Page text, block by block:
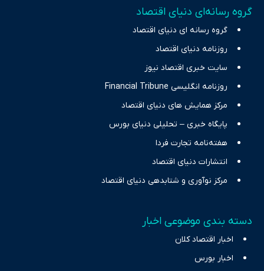
چالش‌های فقر و بیکاری را جست‌وجو کرده و در کنار تحلیل آمارها،
نیازهای خبری مخاطبان در حوزه‌های اثرگذار بر اقتصاد را با رویکردی
حرفه‌ای و روزآمد پوشش می‌دهیم.
گروه رسانه‌ای دنیای اقتصاد
گروه رسانه ای دنیای اقتصاد
روزنامه دنیای اقتصاد
سایت خبری اقتصاد نیوز
روزنامه انگلیسی Financial Tribune
مرکز همایش های دنیای اقتصاد
پایگاه خبری – تحلیلی دنیای بورس
هفته‌نامه تجارت فردا
انتشارات دنیای اقتصاد
مرکز نوآوری و شتابدهی دنیای اقتصاد
دسته بندی موضوعی اخبار
اخبار اقتصاد کلان
اخبار بورس